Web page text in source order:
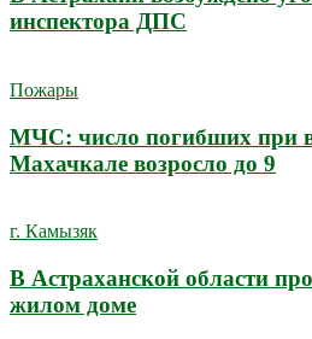
инспектора ДПС
Пожары
МЧС: число погибших при
Махачкале возросло до 9
г. Камызяк
В Астраханской области
жилом доме